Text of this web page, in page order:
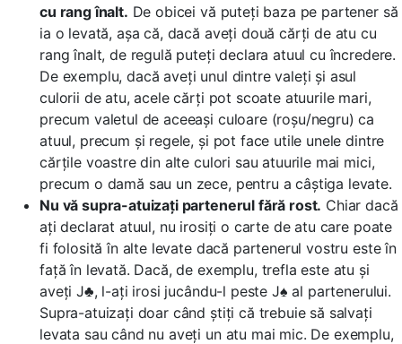
cu rang înalt. De obicei vă puteți baza pe partener să
ia o levată, așa că, dacă aveți două cărți de atu cu
rang înalt, de regulă puteți declara atuul cu încredere.
De exemplu, dacă aveți unul dintre valeți și asul
culorii de atu, acele cărți pot scoate atuurile mari,
precum valetul de aceeași culoare (roșu/negru) ca
atuul, precum și regele, și pot face utile unele dintre
cărțile voastre din alte culori sau atuurile mai mici,
precum o damă sau un zece, pentru a câștiga levate.
Nu vă supra-atuizați partenerul fără rost. Chiar dacă
ați declarat atuul, nu irosiți o carte de atu care poate
fi folosită în alte levate dacă partenerul vostru este în
față în levată. Dacă, de exemplu, trefla este atu și
aveți J♣, l-ați irosi jucându-l peste J♠ al partenerului.
Supra-atuizați doar când știți că trebuie să salvați
levata sau când nu aveți un atu mai mic. De exemplu,